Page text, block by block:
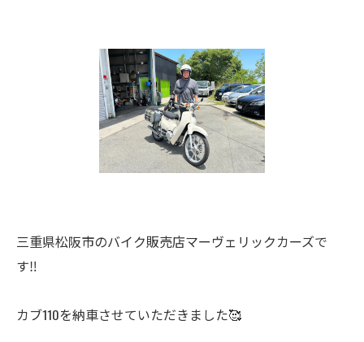
三重県松阪市のバイク販売店マーヴェリックカーズで
す‼️
カブ110を納車させていただきました🥰